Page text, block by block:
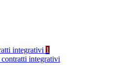
integrativi 1
integrativi